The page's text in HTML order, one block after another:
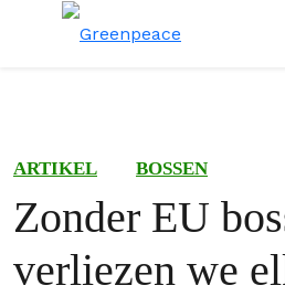
ARTIKEL BOSSEN
Zonder EU
verliezen we